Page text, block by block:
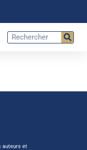
auteurs et